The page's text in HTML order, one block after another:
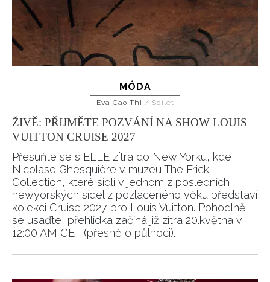
MÓDA
Eva Cao Thi / Sdílet
ŽIVĚ: PŘIJMĚTE POZVÁNÍ NA SHOW LOUIS
VUITTON CRUISE 2027
Přesuňte se s ELLE zítra do New Yorku, kde
Nicolase Ghesquière v muzeu The Frick
Collection, které sídlí v jednom z posledních
newyorských sídel z pozlaceného věku představí
kolekci Cruise 2027 pro Louis Vuitton. Pohodlně
se usaďte, přehlídka začíná již zítra 20.května v
12:00 AM CET (přesně o půlnoci).